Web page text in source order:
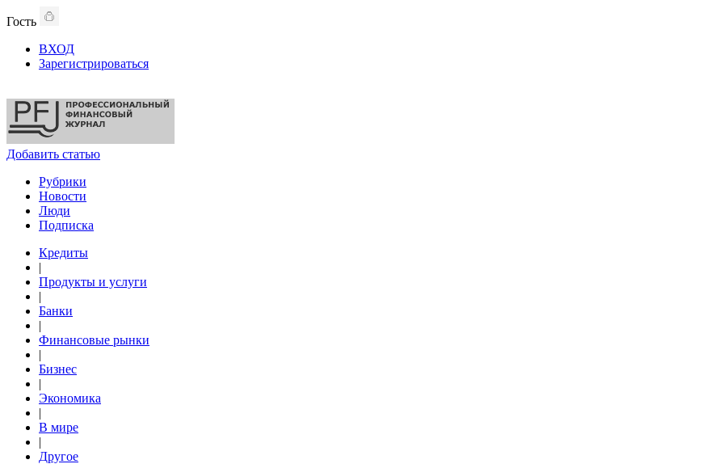
Гость
ВХОД
Зарегистрироваться
Добавить статью
Рубрики
Новости
Люди
Подписка
Кредиты
|
Продукты и услуги
|
Банки
|
Финансовые рынки
|
Бизнес
|
Экономика
|
В мире
|
Другое